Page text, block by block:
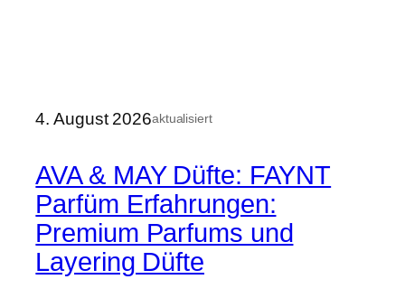
4. August 2026aktualisiert
AVA & MAY Düfte: FAYNT
Parfüm Erfahrungen:
Premium Parfums und
Layering Düfte